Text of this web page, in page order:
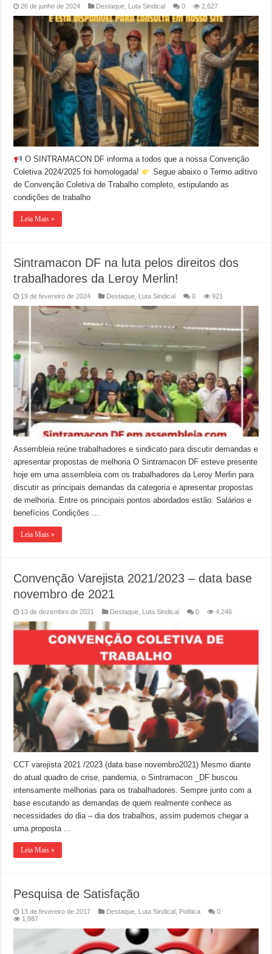
26 de junho de 2024 Destaque, Luta Sindical 0 2,627
O SINTRAMACON DF informa a todos que a nossa Convenção
Coletiva 2024/2025 foi homologada!
Segue abaixo o Termo aditivo
de Convenção Coletiva de Trabalho completo, estipulando as
condições de trabalho
Leia Mais »
Sintramacon DF na luta pelos direitos dos
trabalhadores da Leroy Merlin!
19 de fevereiro de 2024 Destaque Luta Sindical 0 921
Assembleia reúne trabalhadores e sindicato para discutir demandas e
apresentar propostas de melhoria O Sintramacon DF esteve presente
hoje em uma assembleia com os trabalhadores da Leroy Merlin para
discutir as principais demandas da categoria e apresentar propostas
de melhoria. Entre os principais pontos abordados estão: Salários e
benefícios Condições ...
Leia Mais »
Convenção Varejista 2021/2023 – data base
novembro de 2021
13 de dezembro de 2021 Destaque Luta Sindical 0 4,246
CCT varejista 2021 /2023 (data base novembro2021) Mesmo diante
do atual quadro de crise, pandemia, o Sintramacon _DF buscou
intensamente melhorias para os trabalhadores. Sempre junto com a
base escutando as demandas de quem realmente conhece as
necessidades do dia – dia dos trabalhos, assim pudemos chegar a
uma proposta ...
Leia Mais »
Pesquisa de Satisfação
13 de fevereiro de 2017 Destaque Luta Sindical Política
0
1,987